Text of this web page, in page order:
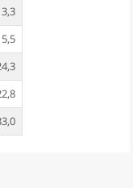
3,3
5,5